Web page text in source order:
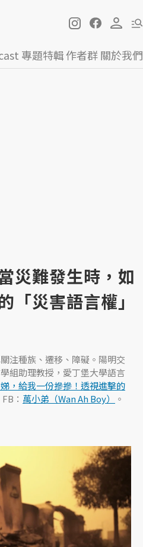
專題特輯作者群關於我們
災難發生時，如
「災害語言權」
注種族、遷移、障礙。陽明交
組助理教授，愛丁堡大學語言
娣，給我一份摻摻！透視進擊的
： 萬小弟（Wan Ah Boy）
。